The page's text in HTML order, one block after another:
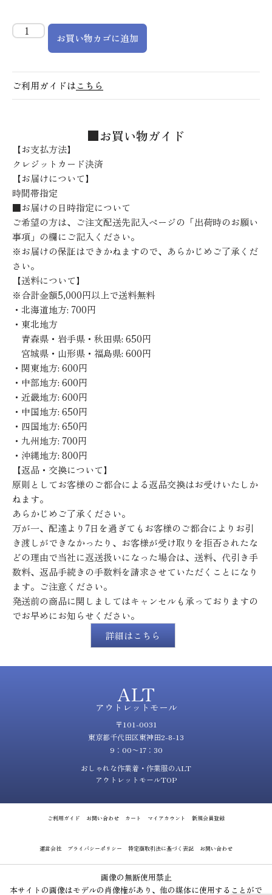
お買い物カゴに追加
ご利用ガイドはこちら
■お買い物ガイド
【お支払方法】
クレジットカード決済
【お届けについて】
時間帯指定
■お届けの日時指定について
ご希望の方は、ご注文配送先記入ページの「出荷時のお願い
事項」の欄にご記入ください。
※お届けの保証はできかねますので、あらかじめご了承くだ
さい。
【送料について】
※合計金額5,000円以上で送料無料
・北海道地方: 700円
・東北地方
青森県・岩手県・秋田県: 650円
宮城県・山形県・福島県: 600円
・関東地方: 600円
・中部地方: 600円
・近畿地方: 600円
・中国地方: 650円
・四国地方: 650円
・九州地方: 700円
・沖縄地方: 800円
【返品・交換について】
原則としてお客様のご都合による返品交換はお受けいたしか
ねます。
あらかじめご了承ください。
万が一、配達より7日を過ぎてもお客様のご都合によりお引
き渡しができなかったり、お客様が受け取りを拒否されたな
どの理由で当社に返送扱いになった場合は、送料、代引き手
数料、返品手続きの手数料を請求させていただくことになり
ます。ご注意ください。
発送前の商品に関しましてはキャンセルも承っておりますの
でお早めにお知らせください。
詳細はこちら
ALT
アウトレットモール
〒101-0031
東京都千代田区東神田2-8-13
9：00〜17：30
おしゃれな作業着・作業服のALT
アウトレットモールTOP
ご利用ガイド お問い合わせ カート マイアカウント 新規会員登録
運営会社 プライバシーポリシー 特定商取引法に基づく表記 お問い合わせ
画像の無断使用禁止
本サイトの画像はモデルの肖像権があり、他の媒体に使用することがで